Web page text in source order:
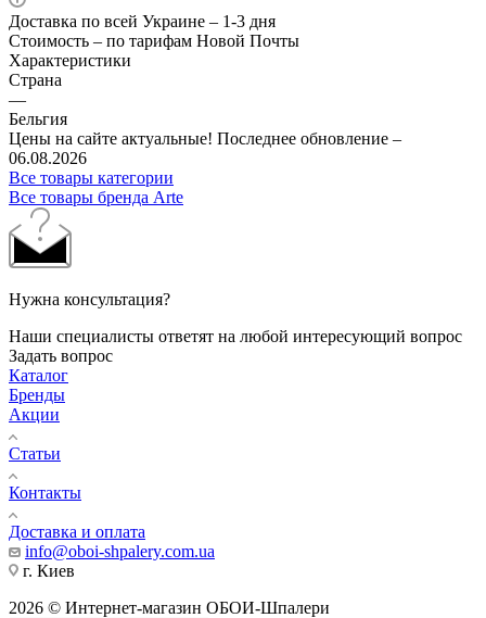
Доставка по всей Украине – 1-3 дня
Стоимость – по тарифам Новой Почты
Характеристики
Страна
—
Бельгия
Цены на сайте актуальные! Последнее обновление –
06.08.2026
Все товары категории
Все товары бренда Arte
Нужна консультация?
Наши специалисты ответят на любой интересующий вопрос
Задать вопрос
Каталог
Бренды
Акции
Статьи
Контакты
Доставка и оплата
info@oboi-shpalery.com.ua
г. Киев
2026 © Интернет-магазин ОБОИ-Шпалери